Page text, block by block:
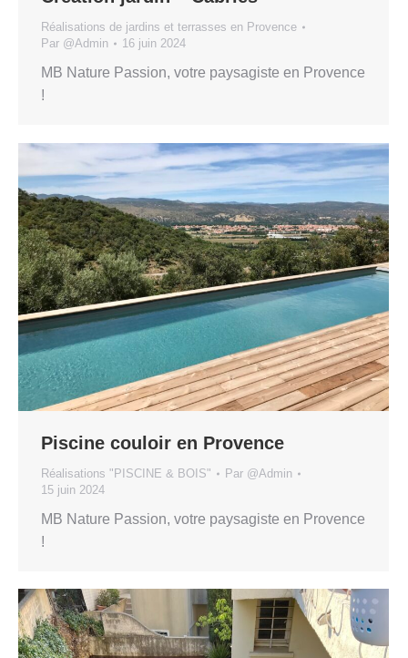
Réalisations de jardins et terrasses en Provence
Par @Admin 16 juin 2024
MB Nature Passion, votre paysagiste en Provence
!
Piscine couloir en Provence
Réalisations "PISCINE & BOIS" Par @Admin
15 juin 2024
MB Nature Passion, votre paysagiste en Provence
!